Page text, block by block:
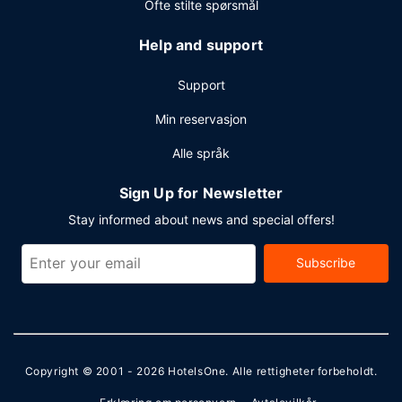
Ofte stilte spørsmål
Help and support
Support
Min reservasjon
Alle språk
Sign Up for Newsletter
Stay informed about news and special offers!
Subscribe
Copyright © 2001 - 2026 HotelsOne. Alle rettigheter forbeholdt.